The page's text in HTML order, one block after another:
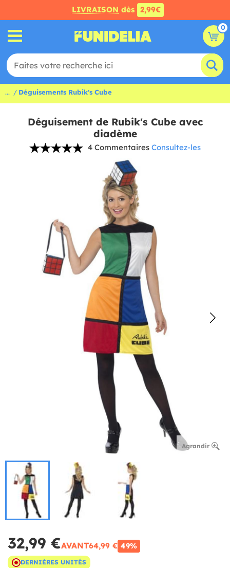
LIVRAISON dès 2,99€
0
... Déguisements Rubik's Cube
Déguisement de Rubik's Cube avec
diadème
4 Commentaires Consultez-les
Agrandir
32,99 €AVANT64,99 € 49%
DERNIÈRES UNITÉS